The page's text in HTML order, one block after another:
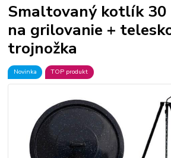
Smaltovaný kotlík 30
na grilovanie +
trojnožka
Novinka TOP produkt